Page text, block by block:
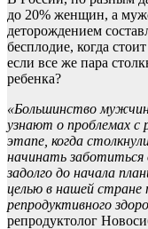
до 20% женщин, а
деторождением
бесплодие, когда
если все же пара
ребенка?
«Большинство
узнают о проблемах с
этапе, когда
начинать заботиться
задолго до начала
целью в нашей стране
репродуктивного
репродуктолог